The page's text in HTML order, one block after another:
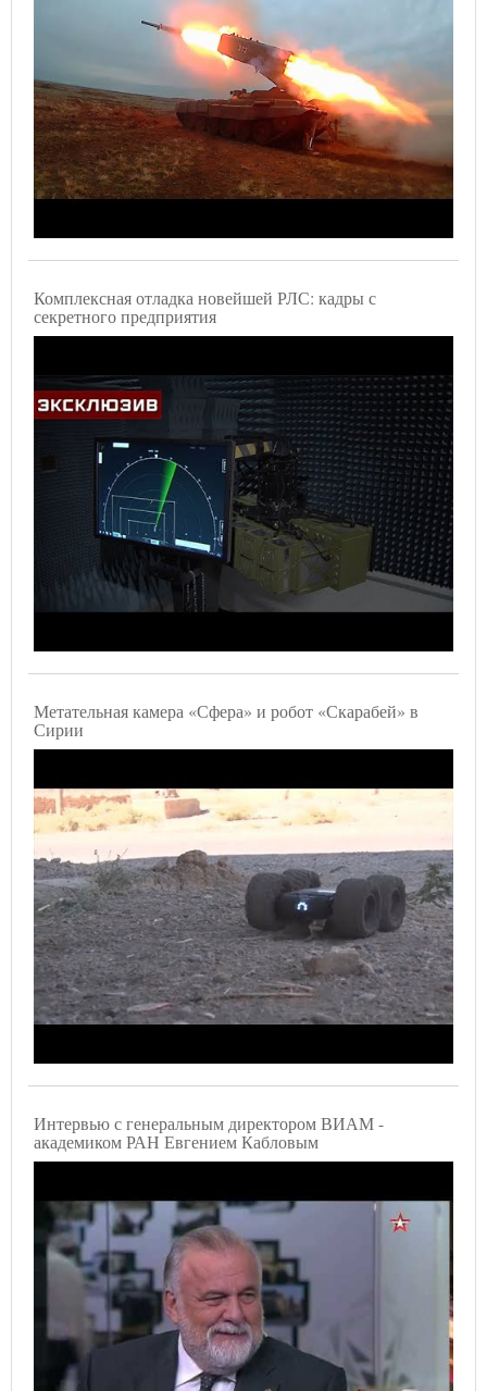
Комплексная отладка новейшей РЛС: кадры с
секретного предприятия
Метательная камера «Сфера» и робот «Скарабей» в
Сирии
Интервью с генеральным директором ВИАМ -
академиком РАН Евгением Кабловым